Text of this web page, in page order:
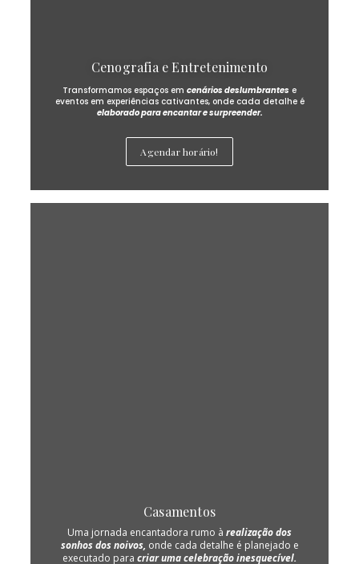
Cenografia e Entretenimento
Transformamos espaços em cenários deslumbrantes e
eventos em experiências cativantes, onde cada detalhe é
elaborado para encantar e surpreender.
Agendar horário!
Casamentos
Uma jornada encantadora rumo à realização dos
sonhos dos noivos, onde cada detalhe é planejado e
executado para criar uma celebração inesquecível.